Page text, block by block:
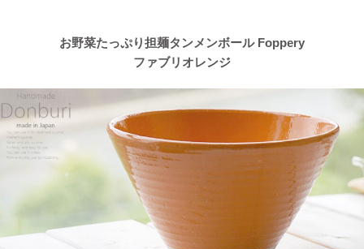
≪おすすめ≫自然感じる食卓、今日も美味しくいただきます！大
地の恵みで生きているシリーズ
2023/3/31
≪おすすめ≫ぬくもりカラーでほっこり♪波佐見焼 琥珀シリー
お野菜たっぷり担麺タンメンボール Foppery
ファブリオレンジ